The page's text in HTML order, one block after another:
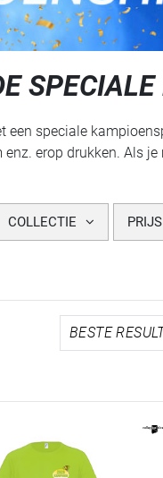
SPECIALE
speciale
erop drukken. Als
COLLECTIE PRIJS